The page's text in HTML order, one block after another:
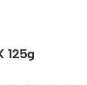
125g